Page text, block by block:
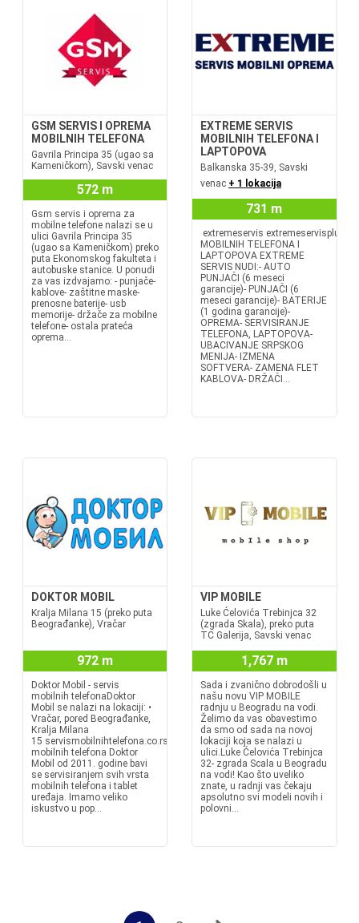
GSM SERVIS I OPREMA
MOBILNIH TELEFONA
Gavrila Principa 35 (ugao sa
Kameničkom), Savski venac
572 m
Gsm servis i oprema za
mobilne telefone nalazi se u
ulici Gavrila Principa 35
(ugao sa Kameničkom) preko
puta Ekonomskog fakulteta i
autobuske stanice. U ponudi
za vas izdvajamo: - punjače-
kablove- zaštitne maske-
prenosne baterije- usb
memorije- držače za mobilne
telefone- ostala prateća
oprema...
EXTREME SERVIS
MOBILNIH TELEFONA I
LAPTOPOVA
Balkanska 35-39, Savski
venac + 1 lokacija
731 m
extremeservis
MOBILNIH TELEFONA I
LAPTOPOVA EXTREME
SERVIS NUDI:- AUTO
PUNJAČI (6 meseci
garancije)- PUNJAČI (6
meseci garancije)- BATERIJE
(1 godina garancije)-
OPREMA- SERVISIRANJE
TELEFONA, LAPTOPOVA-
UBACIVANJE SRPSKOG
MENIJA- IZMENA
SOFTVERA- ZAMENA FLET
KABLOVA- DRŽAČI...
DOKTOR MOBIL
Kralja Milana 15 (preko puta
Beograđanke), Vračar
972 m
Doktor Mobil - servis
mobilnih telefonaDoktor
Mobil se nalazi na lokaciji: •
Vračar, pored Beograđanke,
Кralja Milana
15 servismobilnihtelefona.co.rsServis
mobilnih telefona Doktor
Mobil od 2011. godine bavi
se servisiranjem svih vrsta
mobilnih telefona i tablet
uređaja. Imamo veliko
iskustvo u pop...
VIP MOBILE
Luke Ćelovića Trebinjca 32
(zgrada Skala), preko puta
TC Galerija, Savski venac
1,767 m
Sada i zvanično dobrodošli u
našu novu VIP MOBILE
radnju u Beogradu na vodi.
Želimo da vas obavestimo
da smo od sada na novoj
lokaciji koja se nalazi u
ulici.Luke Ćelovića Trebinjca
32- zgrada Scala u Beogradu
na vodi! Kao što uveliko
znate, u radnji vas čekaju
apsolutno svi modeli novih i
polovni...